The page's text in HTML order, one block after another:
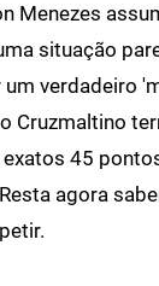
Menezes
situação
verdadeiro
Cruzmaltino
45
agora